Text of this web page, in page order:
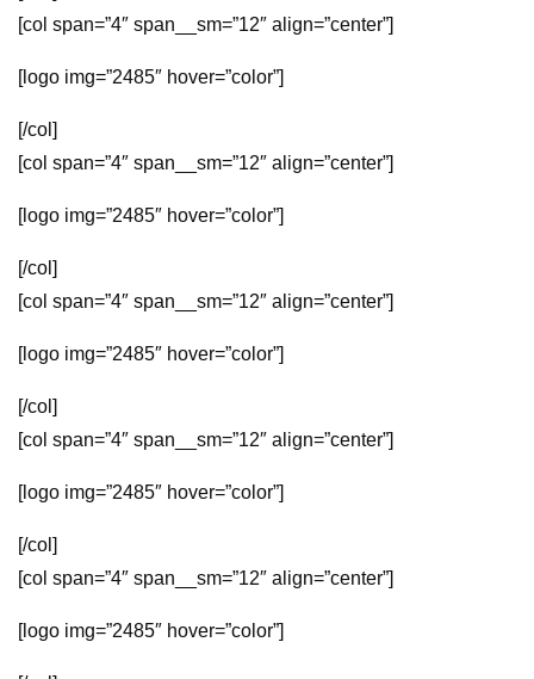
[col span=”4″ span__sm=”12″ align=”center”]
[logo img=”2485″ hover=”color”]
[/col]
[col span=”4″ span__sm=”12″ align=”center”]
[logo img=”2485″ hover=”color”]
[/col]
[col span=”4″ span__sm=”12″ align=”center”]
[logo img=”2485″ hover=”color”]
[/col]
[col span=”4″ span__sm=”12″ align=”center”]
[logo img=”2485″ hover=”color”]
[/col]
[col span=”4″ span__sm=”12″ align=”center”]
[logo img=”2485″ hover=”color”]